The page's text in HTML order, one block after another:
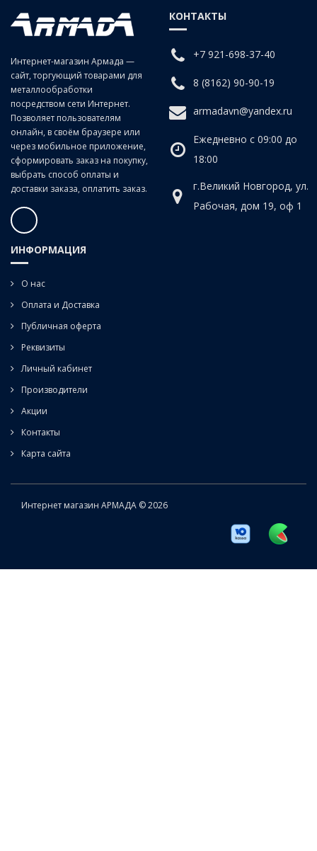
Сверление цилиндрических отверстий в заготовках и изделиях из
чугунов, сталей средней и низкой твердости, цветных сплавах,
пластмассах, древесных материалов. Фиксация – во внутренний
конус Морзе напрямую или через переходные втулки.
Интернет-магазин Армада —
сайт, торгующий товарами для
металлообработки
посредством сети Интернет.
Позволяет пользователям
онлайн, в своём браузере или
через мобильное приложение,
сформировать заказ на покупку,
выбрать способ оплаты и
доставки заказа, оплатить заказ.
КОНТАКТЫ
+7 921-698-37-40
8 (8162) 90-90-19
armadavn@yandex.ru
Ежедневно с 09:00 до
18:00
г.Великий Новгород, ул.
Рабочая, дом 19, оф 1
ИНФОРМАЦИЯ
О нас
Оплата и Доставка
Публичная оферта
Реквизиты
Личный кабинет
Производители
Акции
Контакты
Карта сайта
Интернет магазин АРМАДА © 2026